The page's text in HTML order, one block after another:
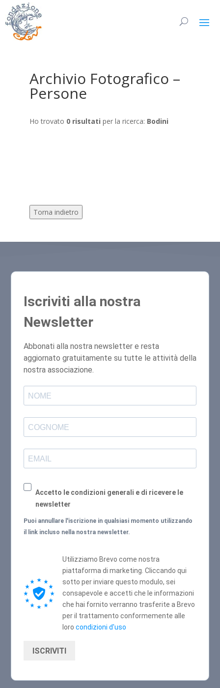
Archivio Fotografico –
Persone
Ho trovato 0 risultati per la ricerca: Bodini
Torna indietro
Iscriviti alla nostra
Newsletter
Abbonati alla nostra newsletter e resta
aggiornato gratuitamente su tutte le attività della
nostra associazione.
Accetto le condizioni generali e di ricevere le
newsletter
Puoi annullare l'iscrizione in qualsiasi momento utilizzando
il link incluso nella nostra newsletter.
Utilizziamo Brevo come nostra
piattaforma di marketing. Cliccando qui
sotto per inviare questo modulo, sei
consapevole e accetti che le informazioni
che hai fornito verranno trasferite a Brevo
per il trattamento conformemente alle
loro condizioni d'uso
ISCRIVITI